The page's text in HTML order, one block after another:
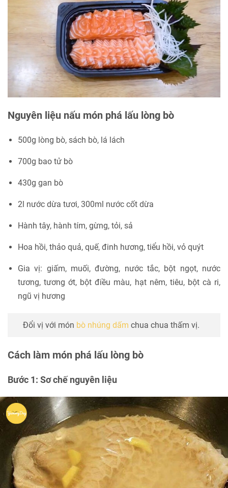
Nguyên liệu nấu món phá lấu lòng bò
500g lòng bò, sách bò, lá lách
700g bao tử bò
430g gan bò
2l nước dừa tươi, 300ml nước cốt dừa
Hành tây, hành tím, gừng, tỏi, sả
Hoa hồi, thảo quả, quế, đinh hương, tiểu hồi, vỏ quýt
Gia vị: giấm, muối, đường, nước tắc, bột ngọt, nước
tương, tương ớt, bột điều màu, hạt nêm, tiêu, bột cà ri,
ngũ vị hương
Đổi vị với món bò nhúng dấm chua chua thấm vị.
Cách làm món phá lấu lòng bò
Bước 1: Sơ chế nguyên liệu